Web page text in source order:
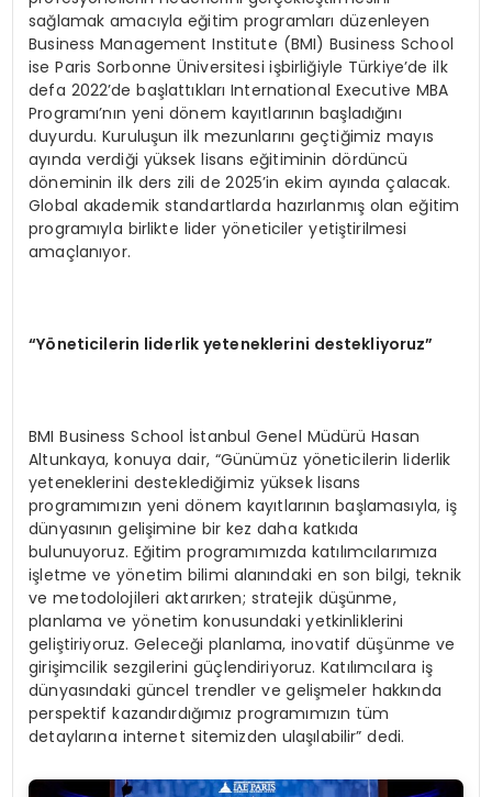
sağlamak amacıyla eğitim programları düzenleyen
Business Management Institute (BMI) Business School
ise Paris Sorbonne Üniversitesi işbirliğiyle Türkiye’de ilk
defa 2022’de başlattıkları International Executive MBA
Programı’nın yeni dönem kayıtlarının başladığını
duyurdu. Kuruluşun ilk mezunlarını geçtiğimiz mayıs
ayında verdiği yüksek lisans eğitiminin dördüncü
döneminin ilk ders zili de 2025’in ekim ayında çalacak.
Global akademik standartlarda hazırlanmış olan eğitim
programıyla birlikte lider yöneticiler yetiştirilmesi
amaçlanıyor.
“Yöneticilerin liderlik yeteneklerini destekliyoruz”
BMI Business School İstanbul Genel Müdürü Hasan
Altunkaya, konuya dair, “Günümüz yöneticilerin liderlik
yeteneklerini desteklediğimiz yüksek lisans
programımızın yeni dönem kayıtlarının başlamasıyla, iş
dünyasının gelişimine bir kez daha katkıda
bulunuyoruz. Eğitim programımızda katılımcılarımıza
işletme ve yönetim bilimi alanındaki en son bilgi, teknik
ve metodolojileri aktarırken; stratejik düşünme,
planlama ve yönetim konusundaki yetkinliklerini
geliştiriyoruz. Geleceği planlama, inovatif düşünme ve
girişimcilik sezgilerini güçlendiriyoruz. Katılımcılara iş
dünyasındaki güncel trendler ve gelişmeler hakkında
perspektif kazandırdığımız programımızın tüm
detaylarına internet sitemizden ulaşılabilir” dedi.